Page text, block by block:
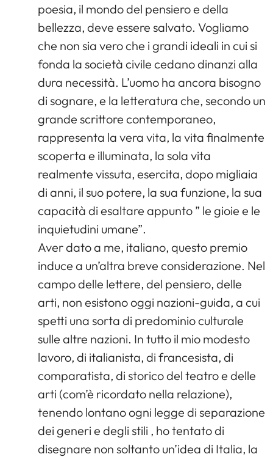
poesia, il mondo del pensiero e della
bellezza, deve essere salvato. Vogliamo
che non sia vero che i grandi ideali in cui si
fonda la società civile cedano dinanzi alla
dura necessità. L’uomo ha ancora bisogno
di sognare, e la letteratura che, secondo un
grande scrittore contemporaneo,
rappresenta la vera vita, la vita finalmente
scoperta e illuminata, la sola vita
realmente vissuta, esercita, dopo migliaia
di anni, il suo potere, la sua funzione, la sua
capacità di esaltare appunto ” le gioie e le
inquietudini umane”.
Aver dato a me, italiano, questo premio
induce a un’altra breve considerazione. Nel
campo delle lettere, del pensiero, delle
arti, non esistono oggi nazioni-guida, a cui
spetti una sorta di predominio culturale
sulle altre nazioni. In tutto il mio modesto
lavoro, di italianista, di francesista, di
comparatista, di storico del teatro e delle
arti (com’è ricordato nella relazione),
tenendo lontano ogni legge di separazione
dei generi e degli stili , ho tentato di
disegnare non soltanto un’idea di Italia, la